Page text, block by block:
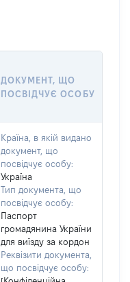
ДОКУМЕНТ, ЩО
ПОСВІДЧУЄ ОСОБУ
Країна, в якій видано
документ, що
посвідчує особу:
Україна
Тип документа, що
посвідчує особу:
Паспорт
громадянина України
для виїзду за кордон
Реквізити документа,
що посвідчує особу: